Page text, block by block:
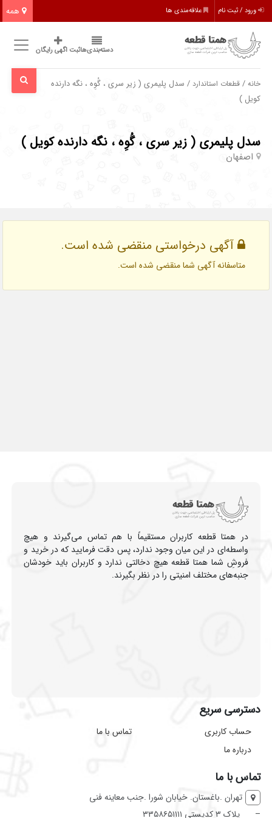
همه ورود / ثبت نام علاقه‌مندی ها
دسته‌بندی‌هاثبت اگهی رایگان
خانه /قطعات استاندارد / سدل پلیمری ( زیر سری ، گُوِه ، نگه دارنده
کویل )
سدل پلیمری ( زیر سری ، گُوِه ، نگه دارنده کویل )
اصفهان
آگهی درخواستی منقضی شده است.
متاسفانه آگهی شما منقضی شده است.
در همتا قطعه کاربران مستقیماً با هم تماس می‌گیرند و هیچ
واسطه‌ای در این میان وجود ندارد، پس دقت فرمایید که در خرید و
فروشِ شما همتا قطعه هیچ دخالتی ندارد و کاربران باید خودشان
جنبه‌های مختلف امنیتی را در نظر بگیرند.
دسترسی سریع
حساب کاربری
درباره ما
تماس با ما
تماس با ما
تهران .باغستان. خیابان شورا .جنب معاینه فنی
–
پلاک ۳ کدپستی ۳۳۵۸۶۵۱۱۱۱